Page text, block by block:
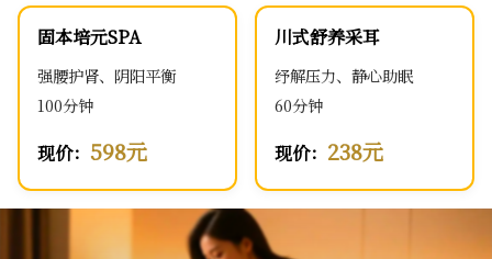
固本培元SPA
强腰护肾、阴阳平衡
100分钟
现价： 598元
川式舒养采耳
纾解压力、静心助眠
60分钟
现价： 238元